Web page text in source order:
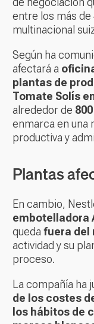
entre los más de
multinacional
Según ha
afectará a
plantas de
Tomate Solís
alrededor de
enmarca en una
productiva y
Plantas
En cambio,
embotelladora
queda fuera del
actividad y su
proceso.
La compañía ha
de los costes
los hábitos de